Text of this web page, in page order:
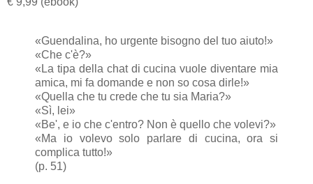
«Guendalina, ho urgente bisogno del tuo aiuto!»
«Che c'è?»
«La tipa della chat di cucina vuole diventare mia
amica, mi fa domande e non so cosa dirle!»
«Quella che tu crede che tu sia Maria?»
«Sì, lei»
«Be', e io che c'entro? Non è quello che volevi?»
«Ma io volevo solo parlare di cucina, ora si
complica tutto!»
(p. 51)